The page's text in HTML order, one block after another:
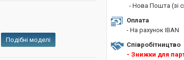
Подібні моделі
- Нова Пошта (зі
Оплата
- На рахунок IBAN
Співробітництво
- Знижки для